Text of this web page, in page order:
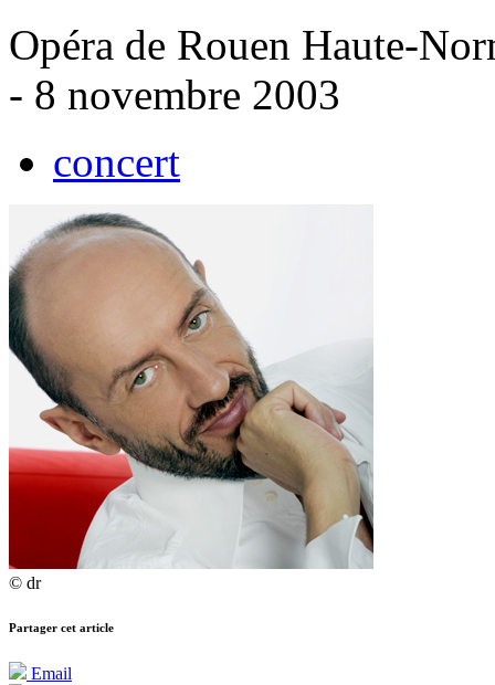
Opéra de Rouen Haute-
- 8 novembre 2003
concert
© dr
Partager cet article
Email